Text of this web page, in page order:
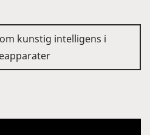
kunstig intelligens i